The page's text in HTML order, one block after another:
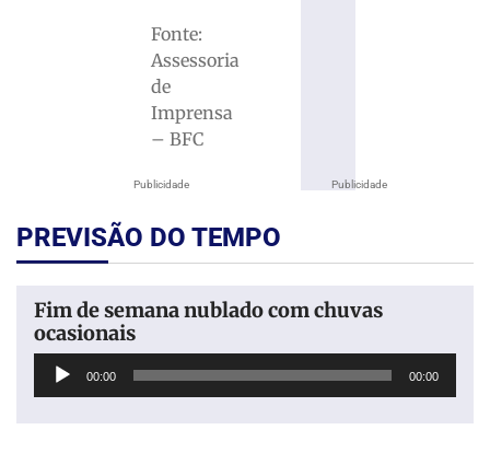
Publicidade
Fonte:
Assessoria
de
Imprensa
– BFC
Publicidade
PREVISÃO DO TEMPO
Fim de semana nublado com chuvas
ocasionais
Tocador
00:00 00:00